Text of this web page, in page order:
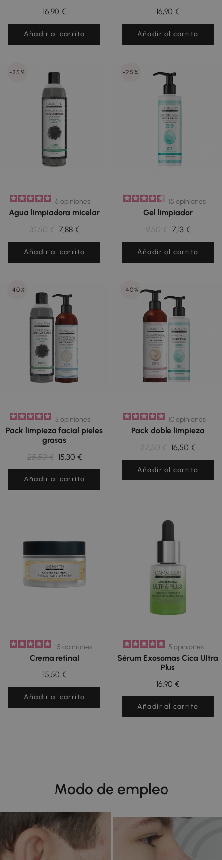
16,90 €
Añadir al carrito
16,90 €
Añadir al carrito
6 opiniones
Agua limpiadora micelar
10,50 € 7,88 €
-25%
Añadir al carrito
15 opiniones
Gel limpiador
9,50 € 7,13 €
-25%
Añadir al carrito
5 opiniones
Pack limpieza facial pieles
grasas
25,50 € 15,30 €
-40%
Añadir al carrito
10opiniones
Pack doble limpieza
27,50 € 16,50 €
-40%
Añadir al carrito
15 opiniones
Crema retinal
15,50 €
Añadir al carrito
5 opiniones
Sérum Exosomas Cica Ultra
Plus
16,90 €
Añadir al carrito
Modo de empleo